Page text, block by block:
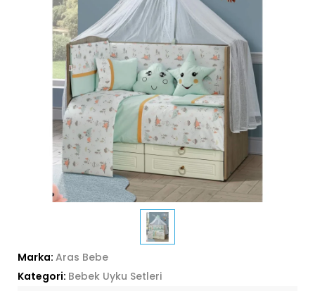
Marka: Aras Bebe
Kategori: Bebek Uyku Setleri